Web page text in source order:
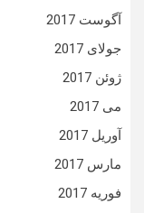
آگوست 2017
جولای 2017
ژوئن 2017
می 2017
آوریل 2017
مارس 2017
فوریه 2017